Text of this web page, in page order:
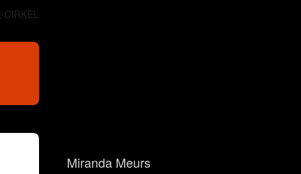
CIRKEL
Miranda Meurs